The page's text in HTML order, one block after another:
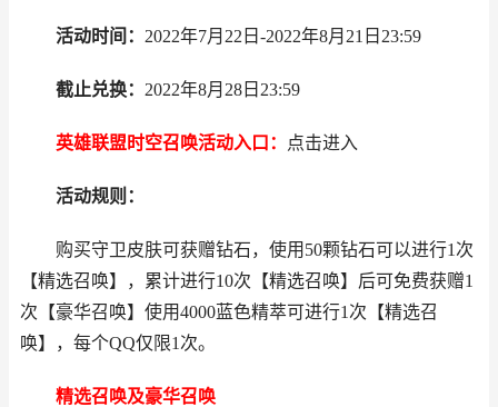
活动时间： 2022年7月22日-2022年8月21日23:59
截止兑换： 2022年8月28日23:59
英雄联盟时空召唤活动入口： 点击进入
活动规则：
购买守卫皮肤可获赠钻石，使用50颗钻石可以进行1次
【精选召唤】，累计进行10次【精选召唤】后可免费获赠1
次【豪华召唤】使用4000蓝色精萃可进行1次【精选召
唤】，每个QQ仅限1次。
精选召唤及豪华召唤